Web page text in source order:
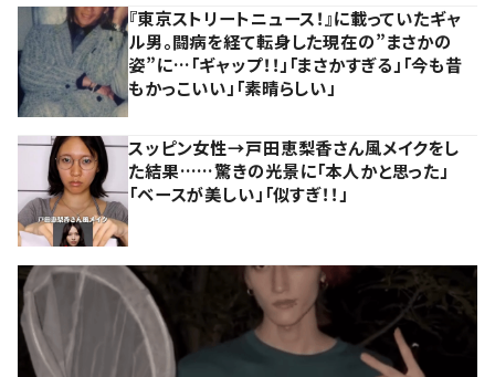
『東京ストリートニュース！』に載っていたギャ
ル男。闘病を経て転身した現在の”まさかの
姿”に…「ギャップ！！」「まさかすぎる」「今も昔
もかっこいい」「素晴らしい」
スッピン女性→戸田恵梨香さん風メイクをし
た結果……驚きの光景に「本人かと思った」
「ベースが美しい」「似すぎ！！」